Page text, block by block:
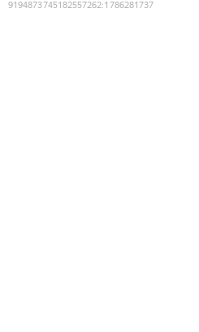
9194873745182557262:1786281737